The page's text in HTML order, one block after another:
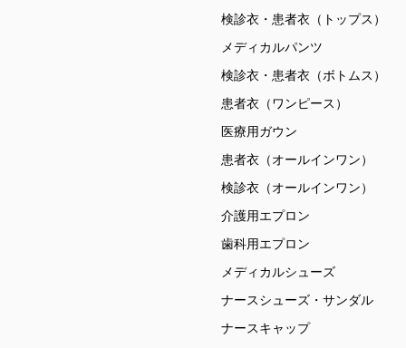
検診衣・患者衣（トップス）
メディカルパンツ
検診衣・患者衣（ボトムス）
患者衣（ワンピース）
医療用ガウン
患者衣（オールインワン）
検診衣（オールインワン）
介護用エプロン
歯科用エプロン
メディカルシューズ
ナースシューズ・サンダル
ナースキャップ